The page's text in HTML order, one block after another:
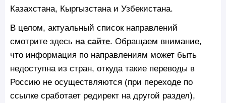
Казахстана, Кыргызстана и Узбекистана.
В целом, актуальный список направлений
смотрите здесь на сайте. Обращаем внимание,
что информация по направлениям может быть
недоступна из стран, откуда такие переводы в
Россию не осуществляются (при переходе по
ссылке сработает редирект на другой раздел),